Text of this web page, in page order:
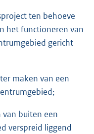
ten behoeve
het functioneren van
gericht
maken van een
van buiten een
verspreid liggend